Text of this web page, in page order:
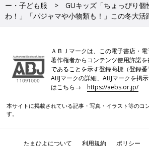
ー・子ども服
GUキッズ「ちょっぴり
わ！」「パジャマや小物類も！」この冬大
ＡＢＪマークは、この電子書店・電
著作権者からコンテンツ使用許諾
であることを示す登録商標（登録番
ABJマークの詳細、ABJマークを掲
はこちら→https://aebs.or.jp/
本サイトに掲載されている記事・写真・イラスト等のコ
す。
たまひよについて 利用規約 ポリシー